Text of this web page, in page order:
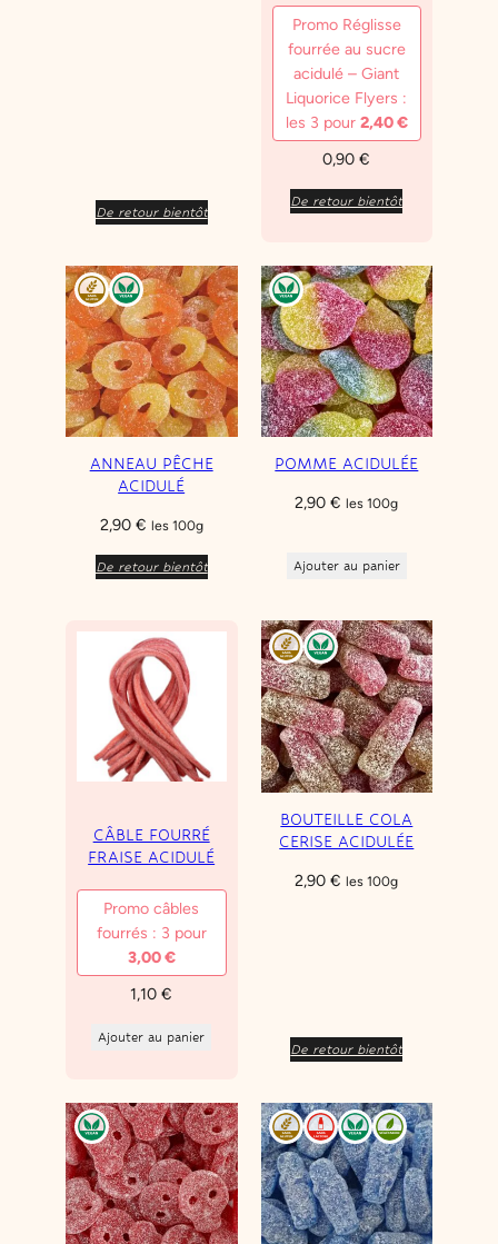
De retour bientôt
Promo Réglisse
fourrée au sucre
acidulé – Giant
Liquorice Flyers :
les 3 pour 2,40€
0,90€
De retour bientôt
ANNEAU PÊCHE
ACIDULÉ
2,90 € les 100g
De retour bientôt
POMME ACIDULÉE
2,90€ les 100g
Ajouter au panier
CÂBLE FOURRÉ
FRAISE ACIDULÉ
Promo câbles
fourrés : 3 pour
3,00€
1,10€
Ajouter au panier
BOUTEILLE COLA
CERISE ACIDULÉE
2,90€ les 100g
De retour bientôt